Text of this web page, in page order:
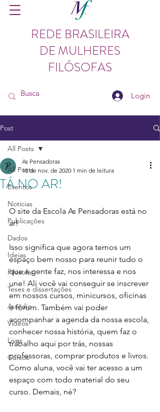
REDE BRASILEIRA
DE MULHERES
FILÓSOFAS
Login
Post
All Posts
Eventos
Notícias
Publicações
Dados
Ideias
Filósofas
Teses e dissertações
Assédio
Vídeos
Lives
Cursos
All Posts
TÁ NO AR!
As Pensadoras
10 de nov. de 2020 1 min de leitura
O site da Escola As Pensadoras está no
ar!
Isso significa que agora temos um
espaço bem nosso para reunir tudo o
que a gente faz, nos interessa e nos
une! Ali você vai conseguir se inscrever
em nossos cursos, minicursos, oficinas
e fórum. Também vai poder
acompanhar a agenda da nossa escola,
conhecer nossa história, quem faz o
trabalho aqui por trás, nossas
professoras, comprar produtos e livros.
Como aluna, você vai ter acesso a um
espaço com todo material do seu
curso. Demais, né?